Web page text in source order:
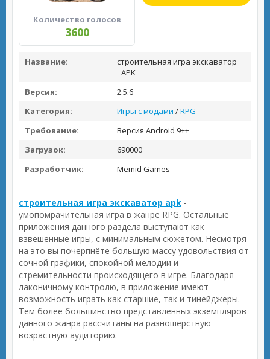
Количество голосов
3600
Название:
строительная игра экскаватор
APK
Версия:
2.5.6
Категория:
Игры с модами /RPG
Требование:
Версия Android 9++
Загрузок:
690000
Разработчик:
Memid Games
строительная игра экскаватор apk -
умопомрачительная игра в жанре RPG. Остальные
приложения данного раздела выступают как
взвешенные игры, с минимальным сюжетом. Несмотря
на это вы почерпнёте большую массу удовольствия от
сочной графики, спокойной мелодии и
стремительности происходящего в игре. Благодаря
лаконичному контролю, в приложение имеют
возможность играть как старшие, так и тинейджеры.
Тем более большинство представленных экземпляров
данного жанра рассчитаны на разношерстную
возрастную аудиторию.